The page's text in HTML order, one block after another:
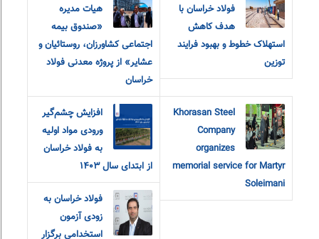
فولاد خراسان با
هدف کاهش
استهلاک خطوط و بهبود فرایند
توزین
هیات مدیره
«صندوق بیمه
اجتماعی کشاورزان، روستائیان و
عشایر» از پروژه معدنی فولاد
خراسان
Khorasan Steel
Company
organizes
memorial service for Martyr
Soleimani
افزایش چشم‌گیر
ورودی مواد اولیه
به فولاد خراسان
از ابتدای سال ۱۴۰۳
فولاد خراسان به
زودی آزمون
استخدامی برگزار